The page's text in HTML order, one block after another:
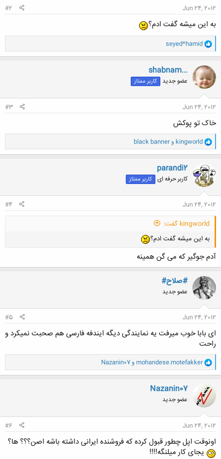
Jun 24, 2012
#2
به این میشه گفت ادم؟
و
ا
ک
ن
ش
ه
ا
seyed*hamid
shabnam...
عضو جدید کاربر ممتاز
Jun 24, 2012
#3
خاک تو پوکش
و
ا
ک
ن
ش
ه
ا
kingworld وblack banner
parandi2
کاربر حرفه ای کاربر ممتاز
Jun 24, 2012
#4
kingworld گفت:
به این میشه گفت ادم؟
آدم جوگیر که می گن همینه
#صلاح#
عضو جدید
Jun 24, 2012
#5
ای بابا خوب میرفت یه نمایندگی دیگه ایندفه فارسی هم صحبت نمیکرد و
راحت
و
ا
ک
ش
ه
ا
mohandese.motefakker وNazanin07
Nazanin07
عضو جدید
Jun 24, 2012
#6
اونوقت اپل چطور قبول کرده که فروشنده ایرانی داشته باشه اصن؟؟؟ ها؟
یجای کار میلنگه!!!!